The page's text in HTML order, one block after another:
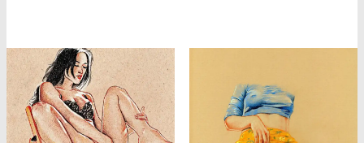
Optionen
können
auf
der